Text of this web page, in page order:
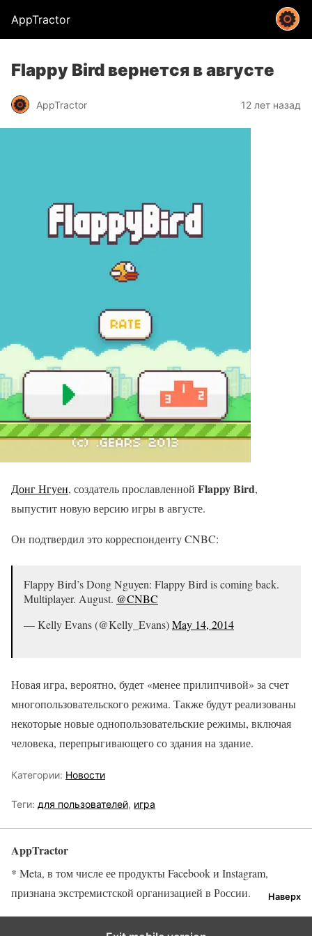
AppTractor
Flappy Bird вернется в августе
AppTractor 12 лет назад
Донг Нгуен, создатель прославленной Flappy Bird,
выпустит новую версию игры в августе.
Он подтвердил это корреспонденту CNBC:
Flappy Bird’s Dong Nguyen: Flappy Bird is coming back.
Multiplayer. August. @CNBC
— Kelly Evans (@Kelly_Evans)May 14, 2014
Новая игра, вероятно, будет «менее прилипчивой» за счет
многопользовательского режима. Также будут реализованы
некоторые новые однопользовательские режимы, включая
человека, перепрыгивающего со здания на здание.
Категории: Новости
Теги: для пользователей, игра
AppTractor
Наверх
* Meta, в том числе ее продукты Facebook и Instagram,
признана экстремистской организацией в России.